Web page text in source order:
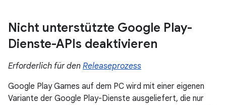
Nicht unterstützte Google Play-
Dienste-APIs deaktivieren
Erforderlich für den Releaseprozess
Google Play Games auf dem PC wird mit einer eigenen
Variante der Google Play-Dienste ausgeliefert, die nur